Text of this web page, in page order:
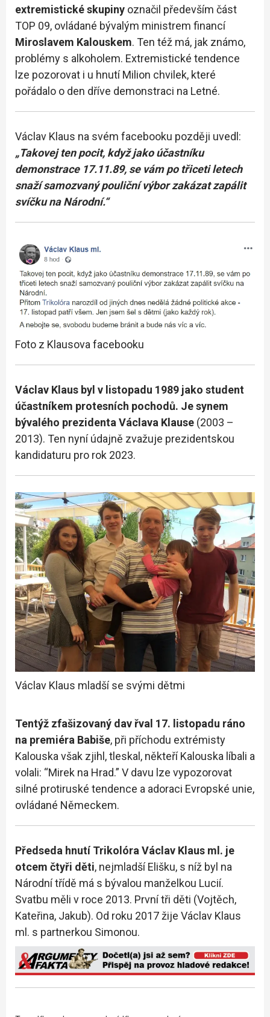
extremistické skupiny označil především část
TOP 09, ovládané bývalým ministrem financí
Miroslavem Kalouskem. Ten též má, jak známo,
problémy s alkoholem. Extremistické tendence
lze pozorovat i u hnutí Milion chvilek, které
pořádalo o den dříve demonstraci na Letné.
Václav Klaus na svém facebooku později uvedl:
„Takovej ten pocit, když jako účastníku
demonstrace 17.11.89, se vám po třiceti letech
snaží samozvaný pouliční výbor zakázat zapálit
svíčku na Národní.“
Foto z Klausova facebooku
Václav Klaus byl v listopadu 1989 jako student
účastníkem protesních pochodů. Je synem
bývalého prezidenta Václava Klause (2003 –
2013). Ten nyní údajně zvažuje prezidentskou
kandidaturu pro rok 2023.
Václav Klaus mladší se svými dětmi
Tentýž zfašizovaný dav řval 17. listopadu ráno
na premiéra Babiše, při příchodu extrémisty
Kalouska však zjihl, tleskal, někteří Kalouska líbali a
volali: “Mirek na Hrad.” V davu lze vypozorovat
silné protiruské tendence a adoraci Evropské unie,
ovládané Německem.
Předseda hnutí Trikolóra Václav Klaus ml. je
otcem čtyři děti, nejmladší Elišku, s níž byl na
Národní třídě má s bývalou manželkou Lucií.
Svatbu měli v roce 2013. První tři děti (Vojtěch,
Kateřina, Jakub). Od roku 2017 žije Václav Klaus
ml. s partnerkou Simonou.